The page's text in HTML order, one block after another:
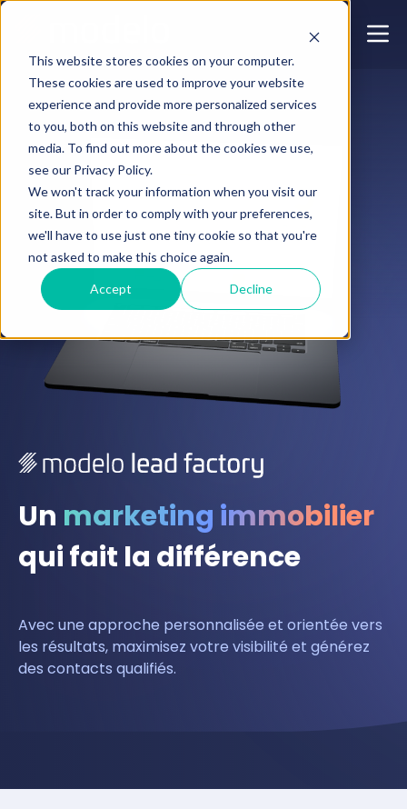
This website stores cookies on your computer.
These cookies are used to improve your website
experience and provide more personalized services
to you, both on this website and through other
media. To find out more about the cookies we use,
see our Privacy Policy.
We won't track your information when you visit our
site. But in order to comply with your preferences,
we'll have to use just one tiny cookie so that you're
not asked to make this choice again.
Accept Decline
Un marketing immobilier
qui fait la différence
Avec une approche personnalisée et orientée vers
les résultats, maximisez votre visibilité et générez
des contacts qualifiés.